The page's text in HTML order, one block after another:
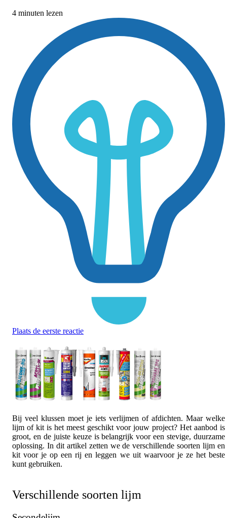
4 minuten lezen
Plaats de eerste reactie
Bij veel klussen moet je iets verlijmen of afdichten. Maar welke
lijm of kit is het meest geschikt voor jouw project? Het aanbod is
groot, en de juiste keuze is belangrijk voor een stevige, duurzame
oplossing. In dit artikel zetten we de verschillende soorten lijm en
kit voor je op een rij en leggen we uit waarvoor je ze het beste
kunt gebruiken.
Verschillende soorten lijm